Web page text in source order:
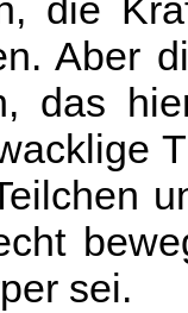
die
Aber
das
sei.